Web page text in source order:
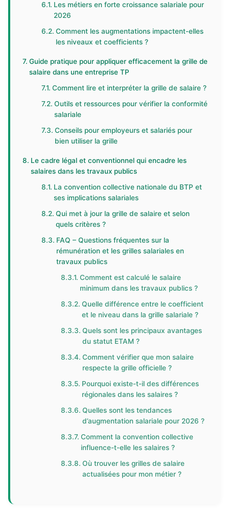
Les métiers en forte croissance salariale pour
2026
Comment les augmentations impactent-elles
les niveaux et coefficients ?
Guide pratique pour appliquer efficacement la grille de
salaire dans une entreprise TP
Comment lire et interpréter la grille de salaire ?
Outils et ressources pour vérifier la conformité
salariale
Conseils pour employeurs et salariés pour
bien utiliser la grille
Le cadre légal et conventionnel qui encadre les
salaires dans les travaux publics
La convention collective nationale du BTP et
ses implications salariales
Qui met à jour la grille de salaire et selon
quels critères ?
FAQ – Questions fréquentes sur la
rémunération et les grilles salariales en
travaux publics
Comment est calculé le salaire
minimum dans les travaux publics ?
Quelle différence entre le coefficient
et le niveau dans la grille salariale ?
Quels sont les principaux avantages
du statut ETAM ?
Comment vérifier que mon salaire
respecte la grille officielle ?
Pourquoi existe-t-il des différences
régionales dans les salaires ?
Quelles sont les tendances
d’augmentation salariale pour 2026 ?
Comment la convention collective
influence-t-elle les salaires ?
Où trouver les grilles de salaire
actualisées pour mon métier ?